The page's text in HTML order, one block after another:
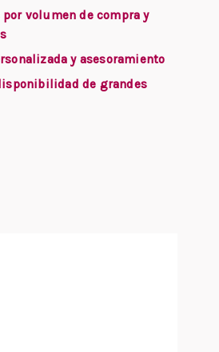
por volumen de compra y
y asesoramiento
de grandes